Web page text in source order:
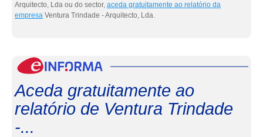
Arquitecto, Lda ou do sector, aceda gratuitamente ao relatório da
empresa Ventura Trindade - Arquitecto, Lda.
Aceda gratuitamente ao
relatório de Ventura Trindade
-...